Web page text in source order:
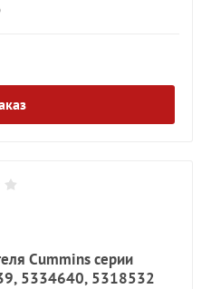
Cummins серии
5334640, 5318532